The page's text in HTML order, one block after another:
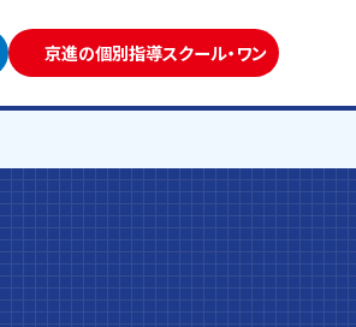
京進の個別指導スクール・ワン